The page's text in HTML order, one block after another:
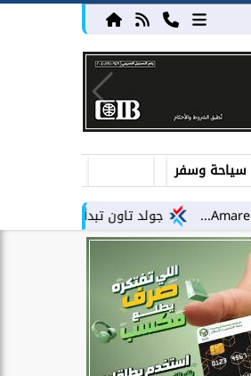
سياحة وسفر
جولد تاون تبدأ أعمال الإنشاءات بمشروع «GT Business City» بالتزامن مع طرح...